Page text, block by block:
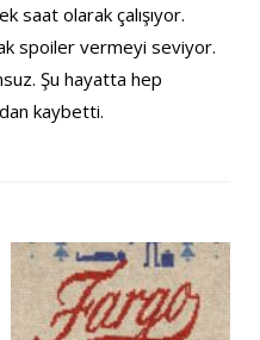
saat olarak çalışıyor.
spoiler vermeyi seviyor.
Şu hayatta hep
kaybetti.